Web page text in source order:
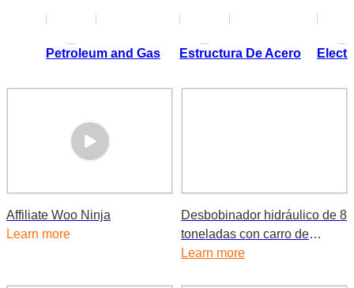
Petroleum and Gas Estructura De Acero
Affiliate Woo Ninja
Learn more
Desbobinador hidráulico de 8
toneladas con carro de
bobinas
Learn more